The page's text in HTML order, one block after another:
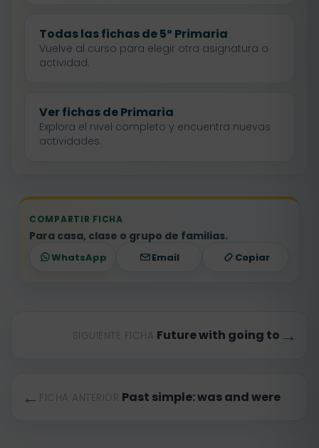
Todas las fichas de 5º Primaria
Vuelve al curso para elegir otra asignatura o
actividad.
Ver fichas de Primaria
Explora el nivel completo y encuentra nuevas
actividades.
COMPARTIR FICHA
Para casa, clase o grupo de familias.
WhatsApp Email Copiar
← FICHA ANTERIOR Past simple: was and were
SIGUIENTE FICHA Future with going to →